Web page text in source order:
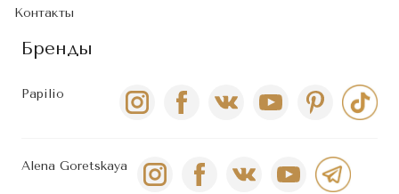
Контакты
Бренды
Papilio
Alena Goretskaya